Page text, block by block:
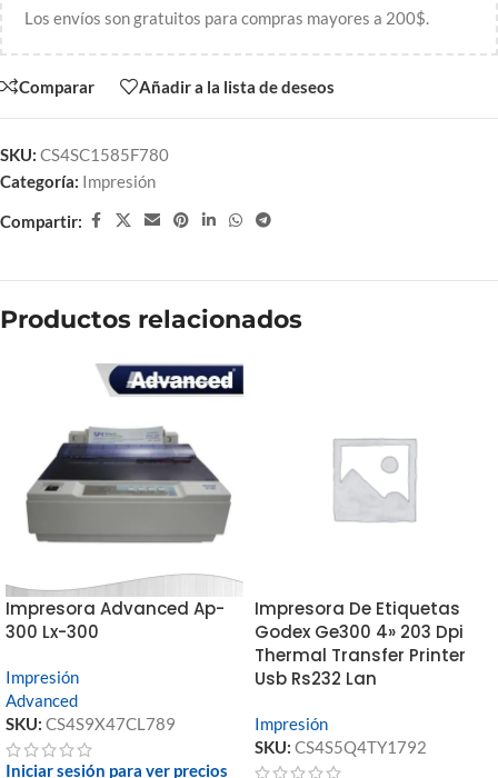
Los envíos son gratuitos para compras mayores a 200$.
Comparar Añadir a la lista de deseos
SKU: CS4SC1585F780
Categoría: Impresión
Compartir:
Productos relacionados
Impresora Advanced Ap-
300 Lx-300
Impresión
Advanced
SKU: CS4S9X47CL789
Iniciar sesión para ver precios
Impresora De Etiquetas
Godex Ge300 4» 203 Dpi
Thermal Transfer Printer
Usb Rs232 Lan
Impresión
SKU: CS4S5Q4TY1792